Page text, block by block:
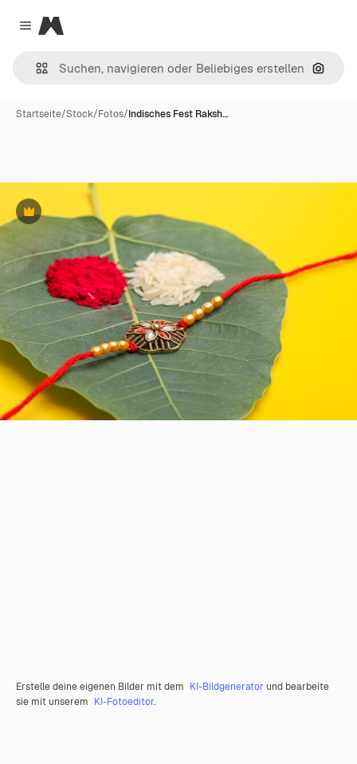
Close menu
Magnific
Nach
Startseite/Stock/Fotos/Indisches Fest Raksh…
Premium
Erstelle deine eigenen Bilder mit dem KI-Bildgenerator und bearbeite
sie mit unserem KI-Fotoeditor.